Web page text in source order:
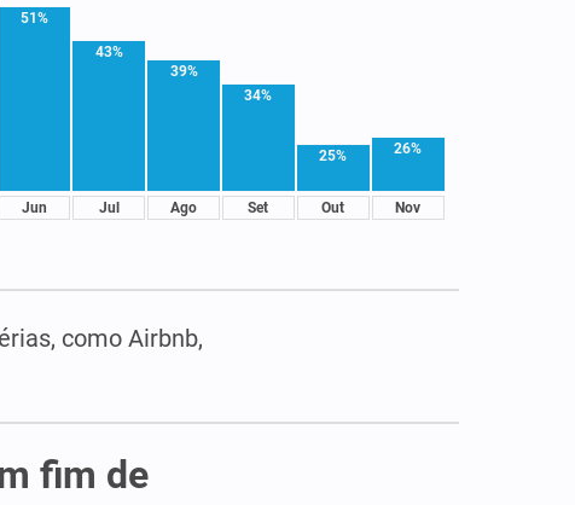
51%
Jun
43%
Jul
39%
Ago
34%
Set
25%
Out
26%
Nov
como Airbnb,
fim de